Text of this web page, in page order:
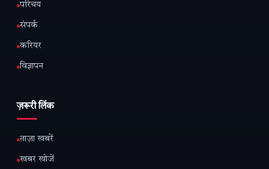
परिचय
संपर्क
करियर
विज्ञापन
ज़रूरी लिंक
ताज़ा खबरें
खबर खोजें